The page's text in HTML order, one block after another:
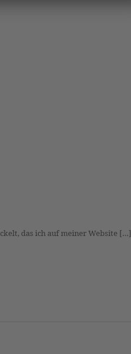
das ich auf meiner Website […]